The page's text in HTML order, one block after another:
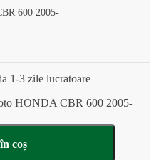
600 2005-
1-3 zile lucratoare
HONDA CBR 600 2005-
coș